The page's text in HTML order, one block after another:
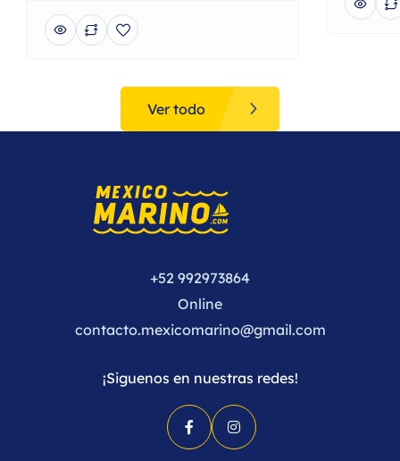
Ver todo
+52 992973864
Online
contacto.mexicomarino@gmail.com
¡Siguenos en nuestras redes!